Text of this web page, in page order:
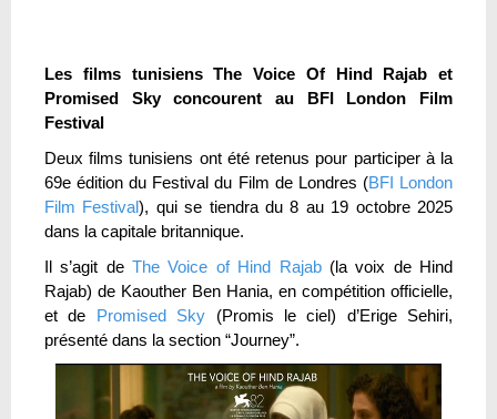
Les films tunisiens The Voice Of Hind Rajab et
Promised Sky concourent au BFI London Film
Festival
Deux films tunisiens ont été retenus pour participer à la
69e édition du Festival du Film de Londres (BFI London
Film Festival), qui se tiendra du 8 au 19 octobre 2025
dans la capitale britannique.
Il s’agit deThe Voice of Hind Rajab(la voix de Hind
Rajab) de Kaouther Ben Hania, en compétition officielle,
et de Promised Sky (Promis le ciel) d’Erige Sehiri,
présenté dans la section “Journey”.